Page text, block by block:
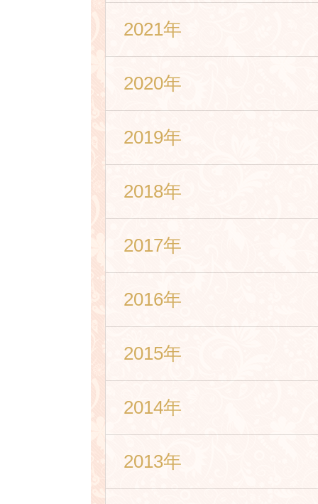
2021年
2020年
2019年
2018年
2017年
2016年
2015年
2014年
2013年